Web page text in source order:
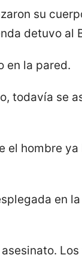
su
detuvo al
en la pared.
todavía se
el hombre
en